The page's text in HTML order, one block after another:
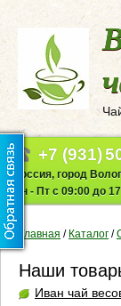
+7 (931)
Россия, город
Пн - Пт с 09:00 до
Главная / Каталог /
Наши
Иван чай